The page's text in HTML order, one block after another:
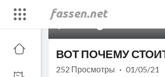
ВОТ ПОЧЕМУ
252 Просмотры · 01/05/21